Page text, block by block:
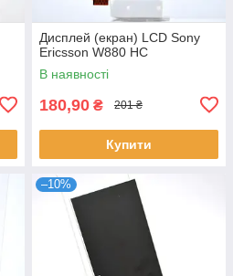
Дисплей (екран) LCD Sony
Ericsson W880 HC
В наявності
180,90 ₴ 201 ₴
Купити
–10%